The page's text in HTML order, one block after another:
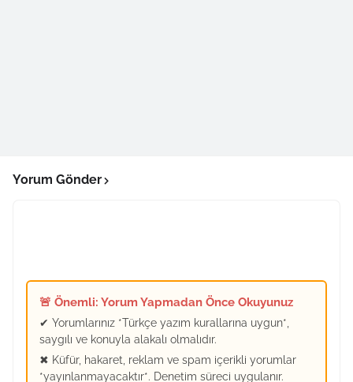
Yorum Gönder
🚨 Önemli: Yorum Yapmadan Önce Okuyunuz
✔ Yorumlarınız *Türkçe yazım kurallarına uygun*,
saygılı ve konuyla alakalı olmalıdır.
✖ Küfür, hakaret, reklam ve spam içerikli yorumlar
*yayınlanmayacaktır*. Denetim süreci uygulanır.